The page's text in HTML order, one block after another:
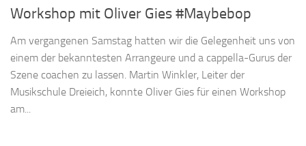
Workshop mit Oliver Gies #Maybebop
Am vergangenen Samstag hatten wir die Gelegenheit uns von
einem der bekanntesten Arrangeure und a cappella-Gurus der
Szene coachen zu lassen. Martin Winkler, Leiter der
Musikschule Dreieich, konnte Oliver Gies für einen Workshop
am...